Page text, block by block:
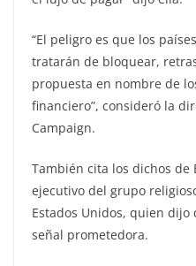
“El peligro es que los
tratarán de bloquear,
propuesta en nombre de
financiero”, consideró la
Campaign.
También cita los dichos de
ejecutivo del grupo
Estados Unidos, quien
señal prometedora.